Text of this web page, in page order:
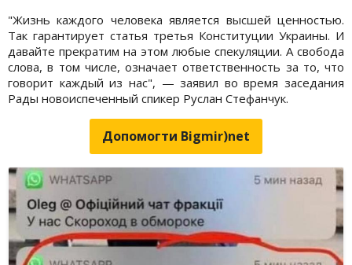
"Жизнь каждого человека является высшей ценностью.
Так гарантирует статья третья Конституции Украины. И
давайте прекратим на этом любые спекуляции. А свобода
слова, в том числе, означает ответственность за то, что
говорит каждый из нас", — заявил во время заседания
Рады новоиспеченный спикер Руслан Стефанчук.
Допомогти Bigmir)net